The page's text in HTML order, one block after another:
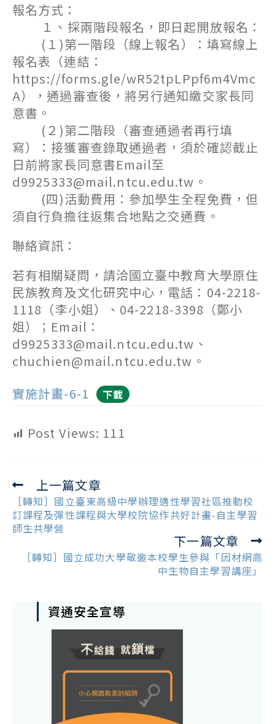
報名方式：
１、採兩階段報名，即日起開放報名：
(１)第一階段（線上報名）：填寫線上
報名表（連結：
https://forms.gle/wR52tpLPpf6m4Vmc
A），通過審查後，將另行通知繳交家長同
意書。
(２)第二階段（審查通過者再行填
寫）：接獲審查錄取通過者，須於確認截止
日前將家長同意書Email至
d9925333@mail.ntcu.edu.tw。
(四)活動費用：參加學生全程免費，但
須自行負擔往返集合地點之交通費。
聯絡資訊：
若有相關疑問，請洽國立臺中教育大學原住
民族教育及文化研究中心，電話：04-2218-
1118（李小姐）、04-2218-3398（鄭小
姐）；Email：
d9925333@mail.ntcu.edu.tw、
chuchien@mail.ntcu.edu.tw。
實施計畫-6-1
下載
Post Views: 111
Read
more
articles
上一篇文章
［轉知］國立臺東高級中學辦理適性學習社區推動校
訂課程及彈性課程與大學校院協作共好計畫-自主學習
師生共學營
下一篇文章
［轉知］國立成功大學敬邀本校學生參與「因材網高
中生物自主學習講座」
資通安全宣導